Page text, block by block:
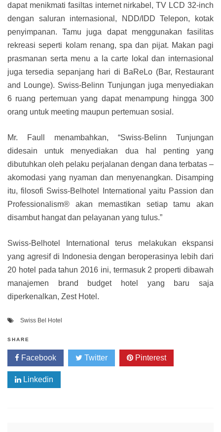
dapat menikmati fasiltas internet nirkabel, TV LCD 32-inch
dengan saluran internasional, NDD/IDD Telepon, kotak
penyimpanan. Tamu juga dapat menggunakan fasilitas
rekreasi seperti kolam renang, spa dan pijat. Makan pagi
prasmanan serta menu a la carte lokal dan internasional
juga tersedia sepanjang hari di BaReLo (Bar, Restaurant
and Lounge). Swiss-Belinn Tunjungan juga menyediakan
6 ruang pertemuan yang dapat menampung hingga 300
orang untuk meeting maupun pertemuan sosial.
Mr. Faull menambahkan, “Swiss-Belinn Tunjungan
didesain untuk menyediakan dua hal penting yang
dibutuhkan oleh pelaku perjalanan dengan dana terbatas –
akomodasi yang nyaman dan menyenangkan. Disamping
itu, filosofi Swiss-Belhotel International yaitu Passion dan
Professionalism® akan memastikan setiap tamu akan
disambut hangat dan pelayanan yang tulus.”
Swiss-Belhotel International terus melakukan ekspansi
yang agresif di Indonesia dengan beroperasinya lebih dari
20 hotel pada tahun 2016 ini, termasuk 2 properti dibawah
manajemen brand budget hotel yang baru saja
diperkenalkan, Zest Hotel.
Swiss Bel Hotel
SHARE
Facebook Twitter Pinterest
Linkedin